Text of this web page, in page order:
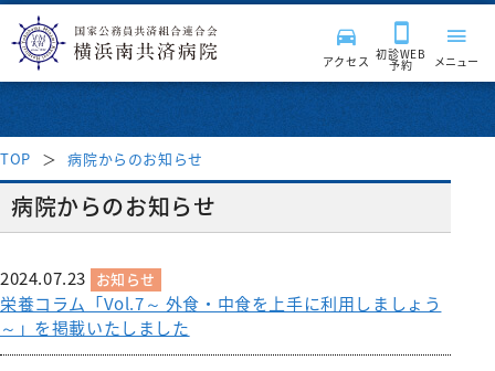
アクセス 初診WEB
予約 メニュー
来院される皆様へ
受付時間・案内
受診案内
診療科・部門
診療科
病院紹介
TOP 病院からのお知らせ
病院からのお知らせ
2024.07.23 お知らせ
栄養コラム「Vol.7～ 外食・中食を上手に利用しましょう
～」を掲載いたしました